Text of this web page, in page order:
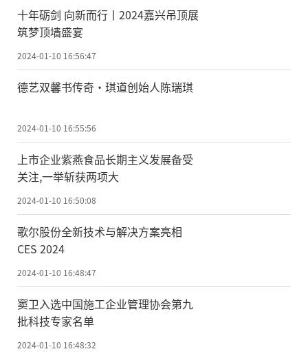
十年砺剑 向新而行丨2024嘉兴吊顶展
筑梦顶墙盛宴
2024-01-10 16:56:47
德艺双馨书传奇·琪道创始人陈瑞琪
2024-01-10 16:55:56
上市企业紫燕食品长期主义发展备受
关注,一举斩获两项大
2024-01-10 16:50:08
歌尔股份全新技术与解决方案亮相
CES 2024
2024-01-10 16:48:47
窦卫入选中国施工企业管理协会第九
批科技专家名单
2024-01-10 16:48:32